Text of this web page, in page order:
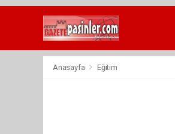
Deneme
Anasayfa Eğitim